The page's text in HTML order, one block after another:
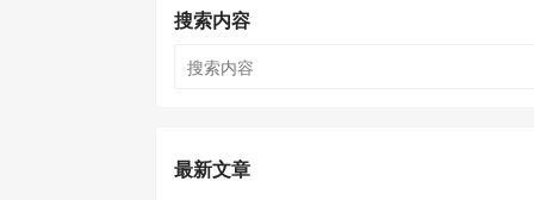
搜索内容
最新文章